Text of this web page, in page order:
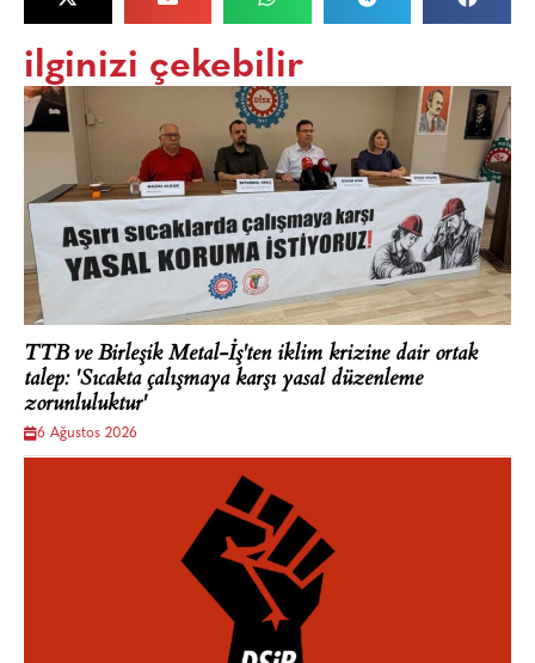
ilginizi çekebilir
TTB ve Birleşik Metal-İş'ten iklim krizine dair ortak
talep: 'Sıcakta çalışmaya karşı yasal düzenleme
zorunluluktur'
6 Ağustos 2026